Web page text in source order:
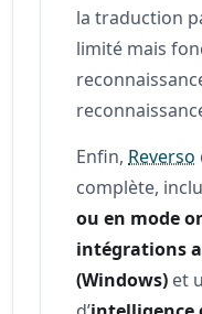
la traduction
limité mais
Enfin, Reverso
complète,
ou en mode
intégrations
(Windows) et